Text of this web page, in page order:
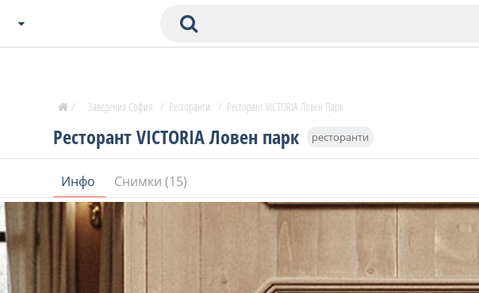
Пловдив
Бургас
В. Търново
Банско
СОФИЯ
Пловдив
Ресторант VICTORIA Ловен парк ресторанти
Инфо Снимки (15)
/ Заведения София / Ресторанти / Ресторант VICTORIA Ловен Парк